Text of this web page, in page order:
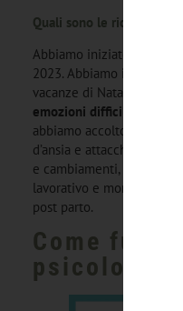
Quali sono le richieste
Abbiamo iniziato ad
2023. Abbiamo
vacanze di Natale perché
emozioni difficili e vissuti
abbiamo accolto persone
d’ansia e attacchi di
e cambiamenti, stati
lavorativo e momenti
post parto.
Come
psicologico